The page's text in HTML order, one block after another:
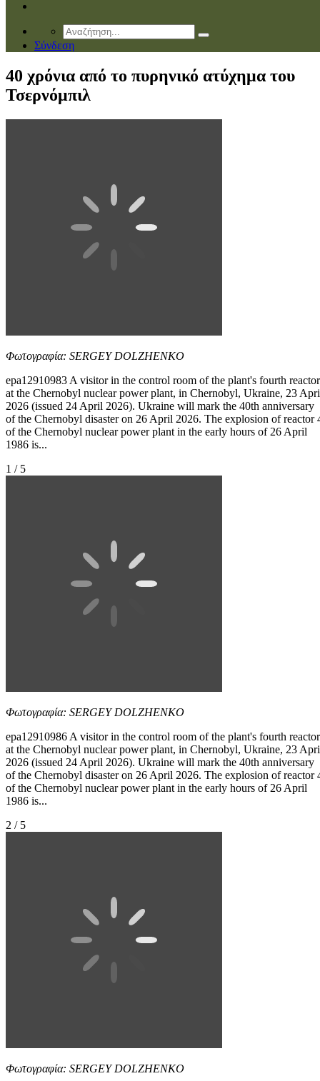
Σύνδεση
40 χρόνια από το πυρηνικό ατύχημα του
Τσερνόμπιλ
Φωτογραφία: SERGEY DOLZHENKO
epa12910983 A visitor in the control room of the plant's fourth reactor
at the Chernobyl nuclear power plant, in Chernobyl, Ukraine, 23
2026 (issued 24 April 2026). Ukraine will mark the 40th anniversary
of the Chernobyl disaster on 26 April 2026. The explosion of reactor
of the Chernobyl nuclear power plant in the early hours of 26 April
1986 is...
1 / 5
Φωτογραφία: SERGEY DOLZHENKO
epa12910986 A visitor in the control room of the plant's fourth reactor
at the Chernobyl nuclear power plant, in Chernobyl, Ukraine, 23
2026 (issued 24 April 2026). Ukraine will mark the 40th anniversary
of the Chernobyl disaster on 26 April 2026. The explosion of reactor
of the Chernobyl nuclear power plant in the early hours of 26 April
1986 is...
2 / 5
Φωτογραφία: SERGEY DOLZHENKO